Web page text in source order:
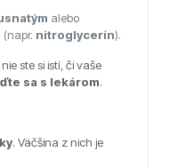
alebo
(napr. nitroglycerín).
ste si istí, či vaše
sa s lekárom.
. Väčšina z nich je